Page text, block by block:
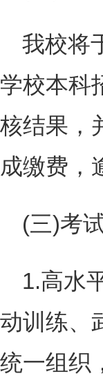
我校将
学校本科
核结果，
成缴费，
(三)考
1.高水
动训练、
统一组织